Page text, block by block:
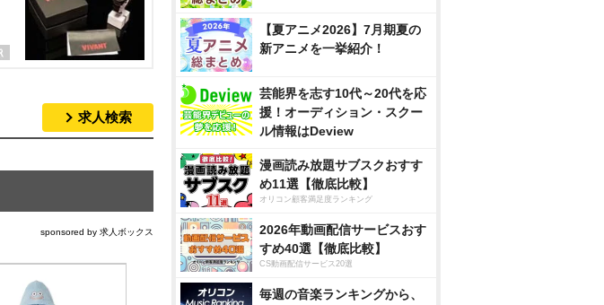
求人検索
sponsored by 求人ボックス
【夏アニメ2026】7月期夏の
新アニメを一挙紹介！
芸能界を志す10代～20代を応
援！オーディション・スクー
ル情報はDeview
漫画読み放題サブスクおすす
め11選【徹底比較】
オリコン顧客満足度ランキング
2026年動画配信サービスおす
すめ40選【徹底比較】
CS動画配信サービス20選
毎週の音楽ランキングから、